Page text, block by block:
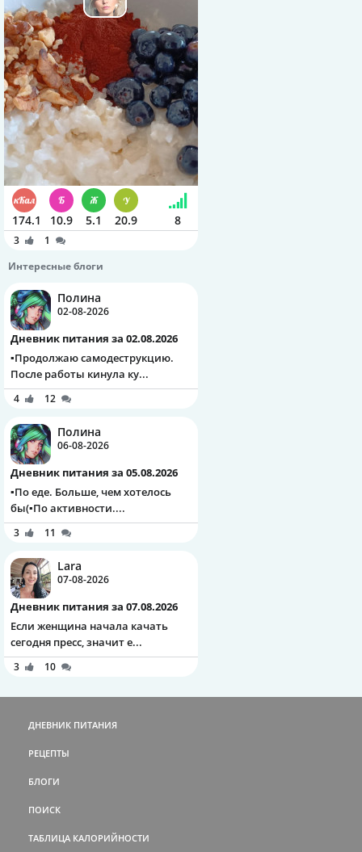
174.1 10.9 5.1 20.9 8
3
1
Интересные блоги
Полина
02-08-2026
Дневник питания за 02.08.2026
▪️Продолжаю самодеструкцию.
После работы кинула ку...
4 12
Полина
06-08-2026
Дневник питания за 05.08.2026
▪️По еде. Больше, чем хотелось
бы(▪️По активности....
3 11
Lara
07-08-2026
Дневник питания за 07.08.2026
Если женщина начала качать
сегодня пресс, значит е...
3 10
ДНЕВНИК ПИТАНИЯ
РЕЦЕПТЫ
БЛОГИ
ПОИСК
ТАБЛИЦА КАЛОРИЙНОСТИ